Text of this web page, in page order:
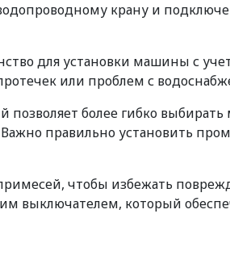
крану и
для установки машины с
или проблем с
более гибко выбирать
правильно установить
чтобы избежать
выключателем, который